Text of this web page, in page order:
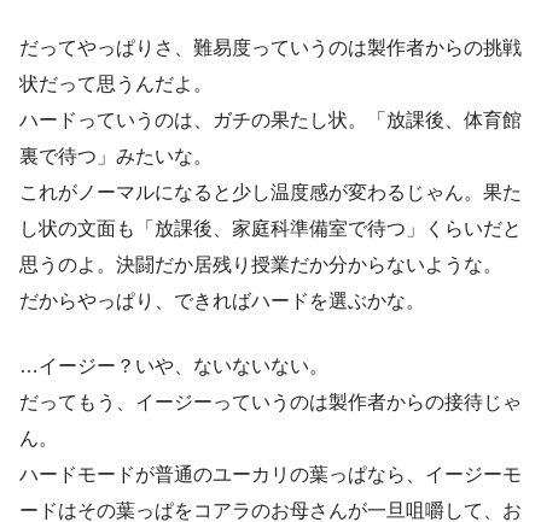
だってやっぱりさ、難易度っていうのは製作者からの挑戦
状だって思うんだよ。
ハードっていうのは、ガチの果たし状。「放課後、体育館
裏で待つ」みたいな。
これがノーマルになると少し温度感が変わるじゃん。果た
し状の文面も「放課後、家庭科準備室で待つ」くらいだと
思うのよ。決闘だか居残り授業だか分からないような。
だからやっぱり、できればハードを選ぶかな。
…イージー？いや、ないないない。
だってもう、イージーっていうのは製作者からの接待じゃ
ん。
ハードモードが普通のユーカリの葉っぱなら、イージーモ
ードはその葉っぱをコアラのお母さんが一旦咀嚼して、お